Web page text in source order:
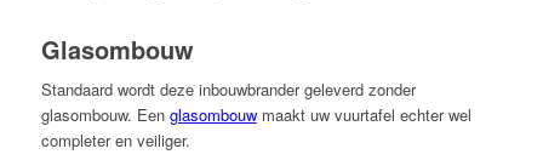
Glasombouw
Standaard wordt deze inbouwbrander geleverd zonder
glasombouw. Een glasombouwmaakt uw vuurtafel echter wel
completer en veiliger.